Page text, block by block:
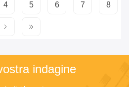
4 5 6 7 8
indagine